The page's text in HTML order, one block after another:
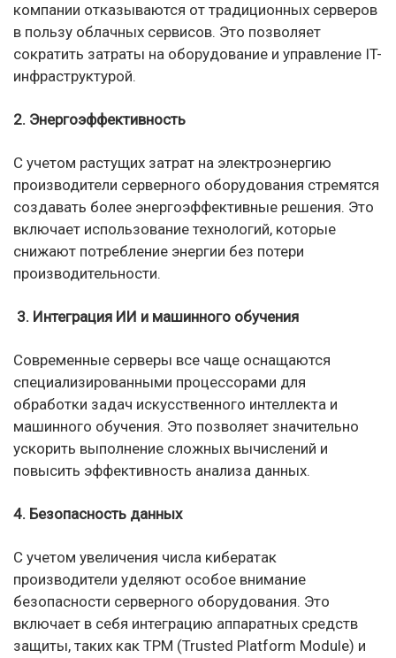
компании отказываются от традиционных серверов
в пользу облачных сервисов. Это позволяет
сократить затраты на оборудование и управление IT-
инфраструктурой.
2. Энергоэффективность
С учетом растущих затрат на электроэнергию
производители серверного оборудования стремятся
создавать более энергоэффективные решения. Это
включает использование технологий, которые
снижают потребление энергии без потери
производительности.
3. Интеграция ИИ и машинного обучения
Современные серверы все чаще оснащаются
специализированными процессорами для
обработки задач искусственного интеллекта и
машинного обучения. Это позволяет значительно
ускорить выполнение сложных вычислений и
повысить эффективность анализа данных.
4. Безопасность данных
С учетом увеличения числа кибератак
производители уделяют особое внимание
безопасности серверного оборудования. Это
включает в себя интеграцию аппаратных средств
защиты, таких как TPM (Trusted Platform Module) и